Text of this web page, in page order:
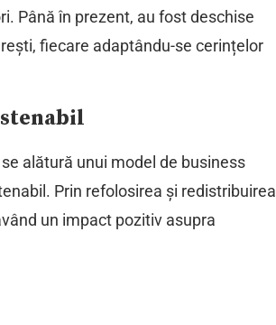
Până în prezent, au fost deschise
fiecare adaptându-se cerințelor
alătură unui model de business
Prin refolosirea și redistribuirea
un impact pozitiv asupra